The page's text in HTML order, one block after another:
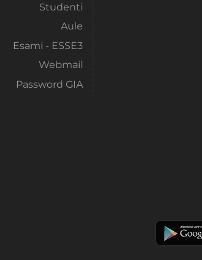
Studenti
Aule
Esami - ESSE3
Webmail
Password GIA